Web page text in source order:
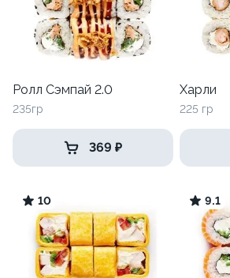
Ролл Сэмпай 2.0
235гр
369 ₽
Харли
225 гр
10 9.1